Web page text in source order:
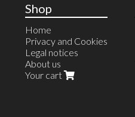
Shop
Home
Privacy and Cookies
Legal notices
About us
Your cart